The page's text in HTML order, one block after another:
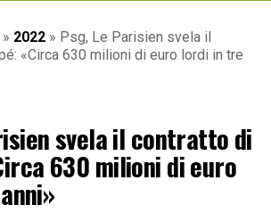
» 2022 » Psg, Le Parisien svela il
«Circa 630 milioni di euro lordi in tre
svela il contratto di
630 milioni di euro